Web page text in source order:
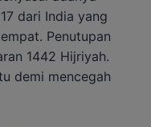
dari India yang
Penutupan
1442 Hijriyah.
demi mencegah